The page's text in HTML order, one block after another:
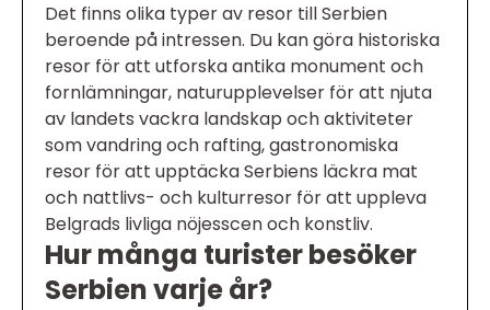
Det finns olika typer av resor till Serbien
beroende på intressen. Du kan göra historiska
resor för att utforska antika monument och
fornlämningar, naturupplevelser för att njuta
av landets vackra landskap och aktiviteter
som vandring och rafting, gastronomiska
resor för att upptäcka Serbiens läckra mat
och nattlivs- och kulturresor för att uppleva
Belgrads livliga nöjesscen och konstliv.
Hur många turister besöker
Serbien varje år?